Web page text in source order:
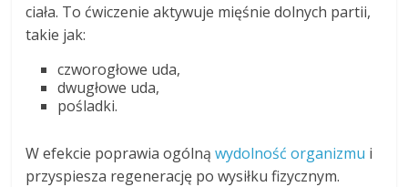
ciała. To ćwiczenie aktywuje mięśnie dolnych partii,
takie jak:
czworogłowe uda,
dwugłowe uda,
pośladki.
W efekcie poprawia ogólnąwydolność organizmu i
przyspiesza regenerację po wysiłku fizycznym.